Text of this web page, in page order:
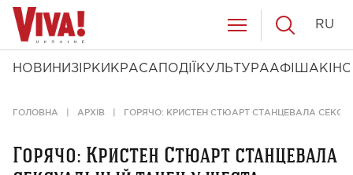
НОВИНИ ЗІРКИ КРАСА ПОДІЇ КУЛЬТУРААФІША КІНО
RU
ГОЛОВНА АРХІВ ГОРЯЧО: КРИСТЕН СТЮАРТ СТАНЦЕВАЛА
Горячо: Кристен Стюарт станцевала